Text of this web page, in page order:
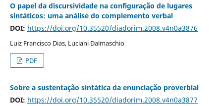
O papel da discursividade na configuração de lugares
sintáticos: uma análise do complemento verbal
DOI: https://doi.org/10.35520/diadorim.2008.v4n0a3876
Luiz Francisco Dias, Luciani Dalmaschio
PDF
Sobre a sustentação sintática da enunciação proverbial
DOI: https://doi.org/10.35520/diadorim.2008.v4n0a3877